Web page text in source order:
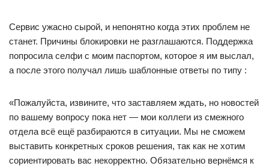
Сервис ужасно сырой, и непонятно когда этих проблем не
станет. Причины блокировки не разглашаются. Поддержка
попросила селфи с моим паспортом, которое я им выслал,
а после этого получал лишь шаблонные ответы по типу :
«Пожалуйста, извините, что заставляем ждать, но новостей
по вашему вопросу пока нет — мои коллеги из смежного
отдела всё ещё разбираются в ситуации. Мы не сможем
выставить конкретных сроков решения, так как не хотим
сориентировать вас некорректно. Обязательно вернёмся к